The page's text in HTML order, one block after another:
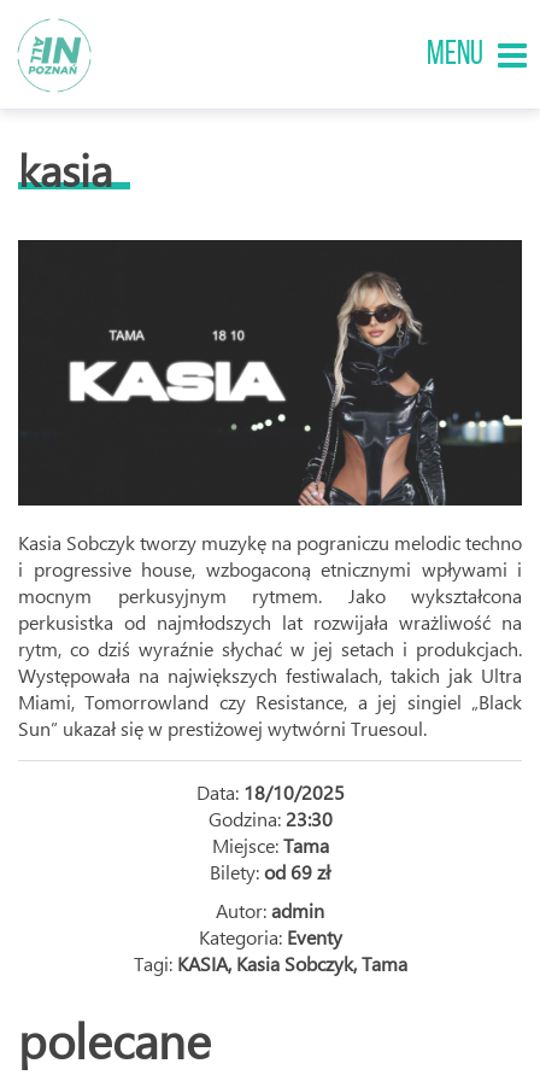
MENU
kasia
Kasia Sobczyk tworzy muzykę na pograniczu melodic techno
i progressive house, wzbogaconą etnicznymi wpływami i
mocnym perkusyjnym rytmem. Jako wykształcona
perkusistka od najmłodszych lat rozwijała wrażliwość na
rytm, co dziś wyraźnie słychać w jej setach i produkcjach.
Występowała na największych festiwalach, takich jak Ultra
Miami, Tomorrowland czy Resistance, a jej singiel „Black
Sun” ukazał się w prestiżowej wytwórni Truesoul.
Data: 18/10/2025
Godzina: 23:30
Miejsce:Tama
Bilety:od 69 zł
Autor:admin
Kategoria: Eventy
Tagi: KASIA, Kasia Sobczyk,Tama
polecane